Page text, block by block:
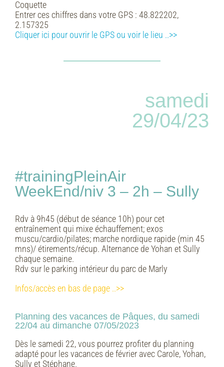
Coquette
Entrer ces chiffres dans votre GPS : 48.822202,
2.157325
Cliquer ici pour ouvrir le GPS ou voir le lieu ..>>
samedi
29/04/23
#trainingPleinAir
WeekEnd/niv 3 – 2h – Sully
Rdv à 9h45 (début de séance 10h) pour cet
entraînement qui mixe échauffement; exos
muscu/cardio/pilates; marche nordique rapide (min 45
mns)/ étirements/récup. Alternance de Yohan et Sully
chaque semaine.
Rdv sur le parking intérieur du parc de Marly
Infos/accès en bas de page ..>>
Planning des vacances de Pâques, du samedi
22/04 au dimanche 07/05/2023
Dès le samedi 22, vous pourrez profiter du planning
adapté pour les vacances de février avec Carole, Yohan,
Sully et Stéphane.